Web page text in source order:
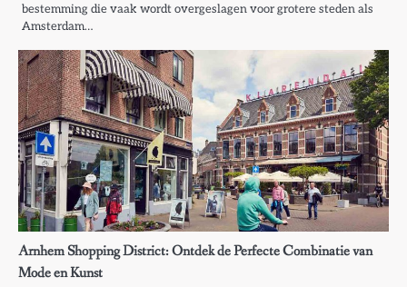
bestemming die vaak wordt overgeslagen voor grotere steden als
Amsterdam…
Arnhem Shopping District: Ontdek de Perfecte Combinatie van
Mode en Kunst